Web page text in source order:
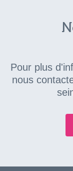
Pour plus
nous